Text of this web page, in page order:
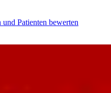
Patienten bewerten